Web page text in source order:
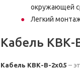
окружающей
Легкий
Кабель КВК-
Кабель КВК-В-2x0.5 –